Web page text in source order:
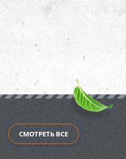
СМОТРЕТЬ ВСЕ